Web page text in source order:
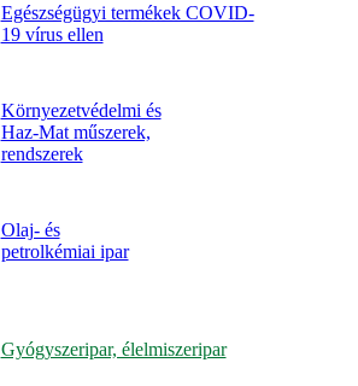
Egészségügyi termékek COVID-
19 vírus ellen
Környezetvédelmi és
Haz-Mat műszerek,
rendszerek
Olaj- és
petrolkémiai ipar
Gyógyszeripar, élelmiszeripar